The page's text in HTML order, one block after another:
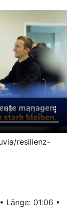
resilienz-
Länge: 01:06 •